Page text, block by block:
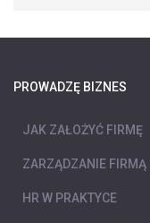
PROWADZĘ BIZNES
JAK ZAŁOŻYĆ FIRMĘ
ZARZĄDZANIE FIRMĄ
HR W PRAKTYCE